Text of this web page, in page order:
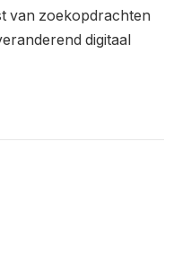
van zoekopdrachten
digitaal